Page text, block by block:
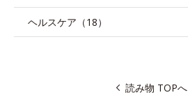
ヘルスケア（18）
読み物 TOPへ